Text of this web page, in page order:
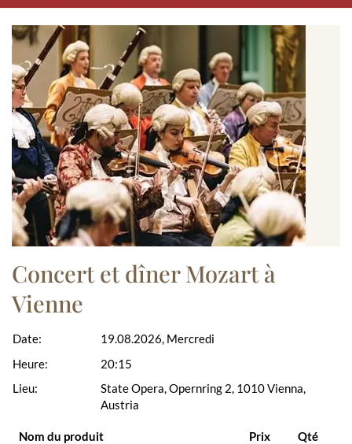
Concert et dîner Mozart à
Vienne
Date:
Heure:
Lieu:
19.08.2026, Mercredi
20:15
State Opera, Opernring 2, 1010 Vienna,
Austria
Nom du produit Prix Qté